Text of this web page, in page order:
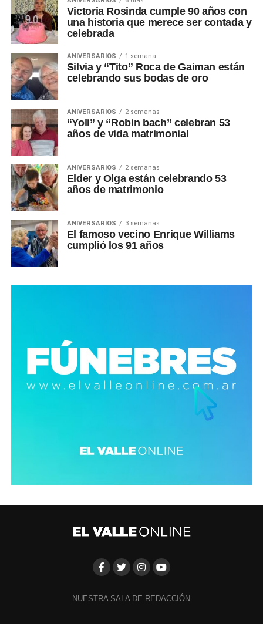
Victoria Rosinda cumple 90 años con
una historia que merece ser contada y
celebrada
ANIVERSARIOS 1 semana
Silvia y “Tito” Roca de Gaiman están
celebrando sus bodas de oro
ANIVERSARIOS 2 semanas
“Yoli” y “Robin bach” celebran 53
años de vida matrimonial
ANIVERSARIOS 2 semanas
Elder y Olga están celebrando 53
años de matrimonio
ANIVERSARIOS 3 semanas
El famoso vecino Enrique Williams
cumplió los 91 años
NUESTRA SALA DE REDACCIÓN